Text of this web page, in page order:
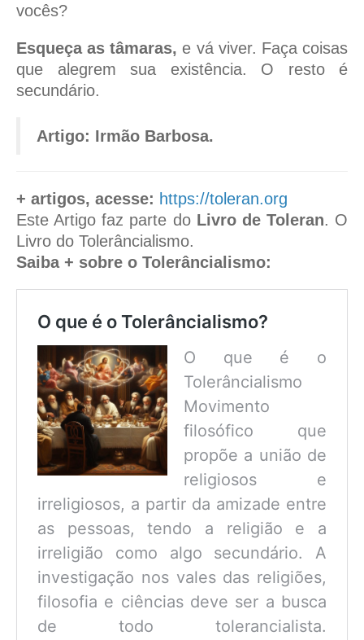
vocês?
Esqueça as tâmaras, e vá viver. Faça coisas
que alegrem sua existência. O resto é
secundário.
Artigo: Irmão Barbosa.
+ artigos, acesse: https://toleran.org
Este Artigo faz parte do Livro de Toleran. O
Livro do Tolerâncialismo.
Saiba + sobre o Tolerâncialismo:
O que é o Tolerâncialismo?
O que é o
Tolerâncialismo
Movimento
filosófico que
propõe a união de
religiosos e
irreligiosos, a partir da amizade entre
as pessoas, tendo a religião e a
irreligião como algo secundário. A
investigação nos vales das religiões,
filosofia e ciências deve ser a busca
de todo tolerancialista.